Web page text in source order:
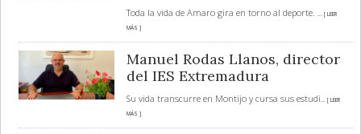
Toda la vida de Amaro gira en torno al deporte.
... [ LEER
MÁS ]
Manuel Rodas Llanos, director
del IES Extremadura
Su vida transcurre en Montijo y cursa sus estudi... [ LEER
MÁS ]